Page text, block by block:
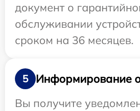
документ о
обслуживании
сроком на 36 месяцев.
5
Информирование о
Вы получите